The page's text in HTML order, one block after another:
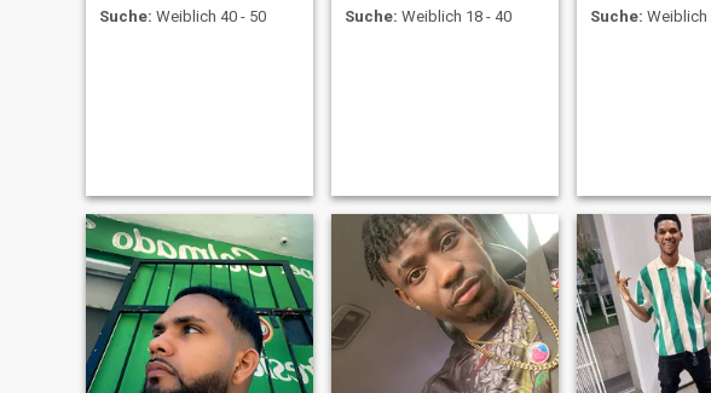
Suche: Weiblich 40 - 50
Suche: Weiblich 18 - 40
Suche: Weiblich